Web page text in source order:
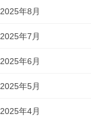
2025年8月
2025年7月
2025年6月
2025年5月
2025年4月